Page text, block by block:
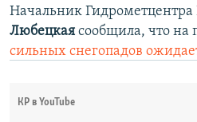
Начальник
Любецкая сообщила, что на
сильных снегопадов
КР в YouTube